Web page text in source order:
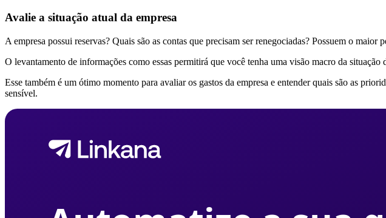
Avalie a situação atual da empresa
A empresa possui reservas? Quais são as contas que precisam ser renegociadas? Possuem o
O levantamento de informações como essas permitirá que você tenha uma visão macro da situação
Esse também é um ótimo momento para avaliar os gastos da empresa e entender quais são as
sensível.